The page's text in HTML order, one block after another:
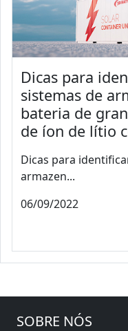
Dicas para
sistemas de
bateria de
de íon de lítio
Dicas para
armazen...
06/09/2022
SOBRE NÓS